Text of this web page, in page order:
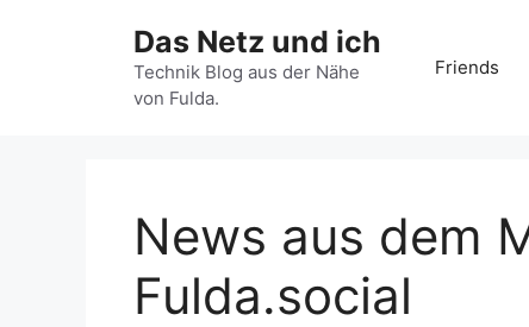
Das Netz und ich
Technik Blog aus der Nähe
von Fulda.
Friends
News aus dem
Fulda.social